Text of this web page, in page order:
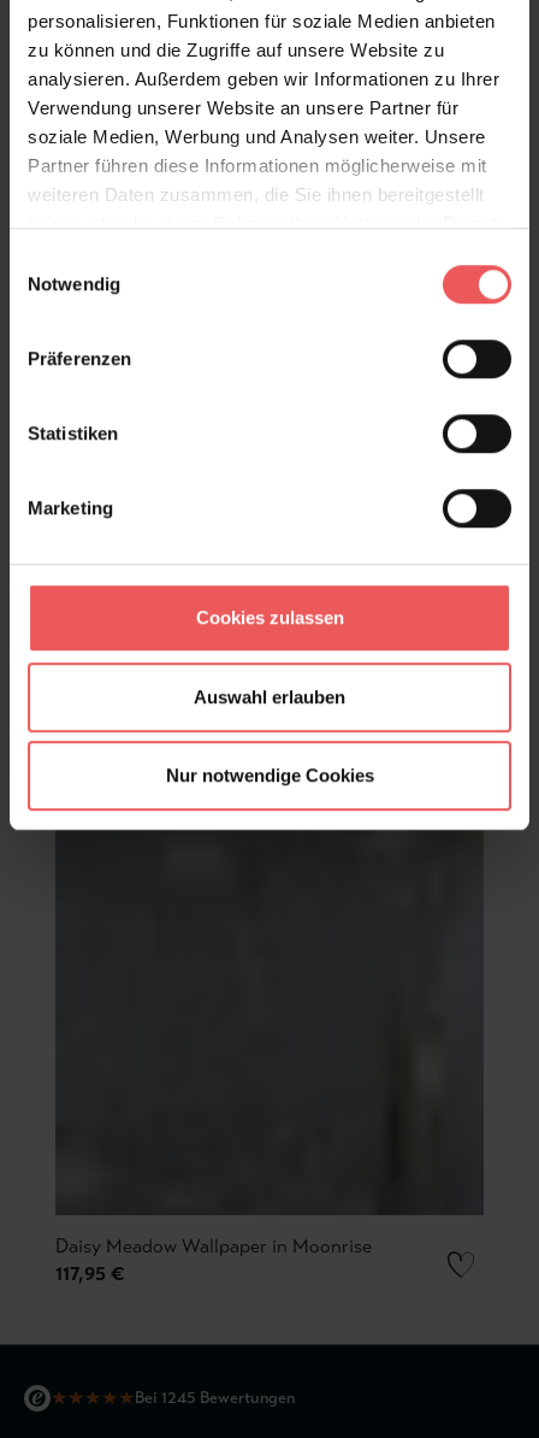
personalisieren, Funktionen für soziale Medien anbieten
zu können und die Zugriffe auf unsere Website zu
analysieren. Außerdem geben wir Informationen zu Ihrer
Verwendung unserer Website an unsere Partner für
soziale Medien, Werbung und Analysen weiter. Unsere
Partner führen diese Informationen möglicherweise mit
weiteren Daten zusammen, die Sie ihnen bereitgestellt
haben oder die sie im Rahmen Ihrer Nutzung der Dienste
Notwendig
Präferenzen
Statistiken
Marketing
Cookies zulassen
Auswahl erlauben
Nur notwendige Cookies
Produktgalerie überspringen
Varianten
Daisy Meadow Wallpaper in Sage
117,95 €
Daisy Meadow Wallpaper in Moonrise
117,95 €
★★★★★Bei 1245 Bewertungen